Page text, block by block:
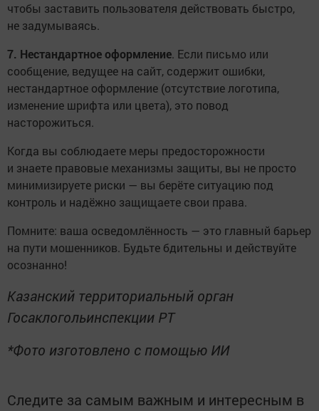
чтобы заставить пользователя действовать быстро,
не задумываясь.
7. Нестандартное оформление. Если письмо или
сообщение, ведущее на сайт, содержит ошибки,
нестандартное оформление (отсутствие логотипа,
изменение шрифта или цвета), это повод
насторожиться.
Когда вы соблюдаете меры предосторожности
и знаете правовые механизмы защиты, вы не просто
минимизируете риски — вы берёте ситуацию под
контроль и надёжно защищаете свои права.
Помните: ваша осведомлённость — это главный барьер
на пути мошенников. Будьте бдительны и действуйте
осознанно!
Казанский территориальный орган
Госаклогольинспекции РТ
*Фото изготовлено с помощью ИИ
Следите за самым важным и интересным в